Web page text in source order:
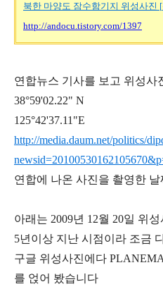
북한 마양도 잠수함기지 위성사진 [
http://andocu.tistory.com/1397
연합뉴스 기사를 보고 위성사
38°59'02.22" N
125°42'37.11"E
http://media.daum.net/politics/
연합에 나온 사진을 촬영한
아래는 2009년 12월 20일 위
5년이상 지난 시점이라 조금
구글 위성사진에다
를 얹어 봤습니다